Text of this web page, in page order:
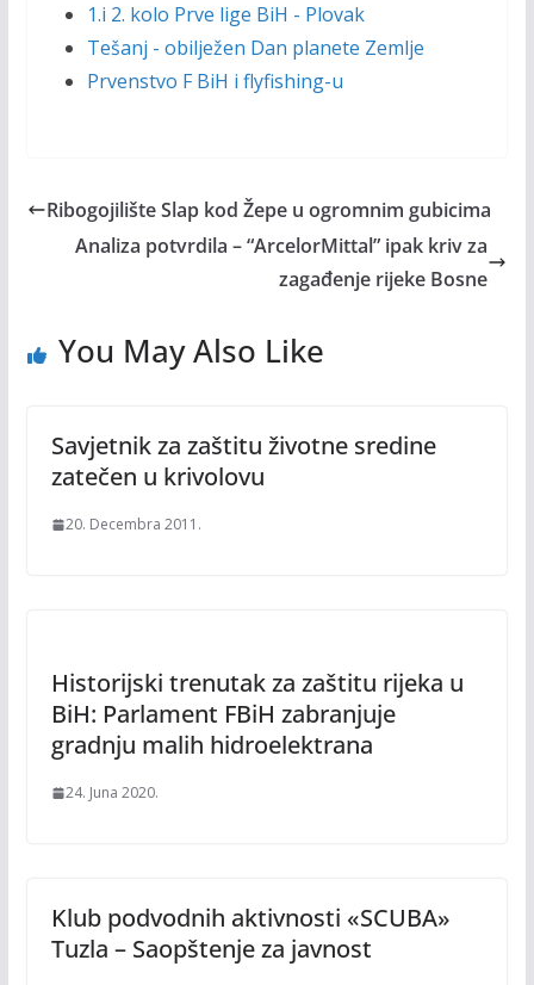
1.i 2. kolo Prve lige BiH - Plovak
Tešanj - obilježen Dan planete Zemlje
Prvenstvo F BiH i flyfishing-u
Ribogojilište Slap kod Žepe u ogromnim gubicima
Analiza potvrdila – “ArcelorMittal” ipak kriv za
zagađenje rijeke Bosne
You May Also Like
Savjetnik za zaštitu životne sredine
zatečen u krivolovu
20. Decembra 2011.
Historijski trenutak za zaštitu rijeka u
BiH: Parlament FBiH zabranjuje
gradnju malih hidroelektrana
24. Juna 2020.
Klub podvodnih aktivnosti «SCUBA»
Tuzla – Saopštenje za javnost